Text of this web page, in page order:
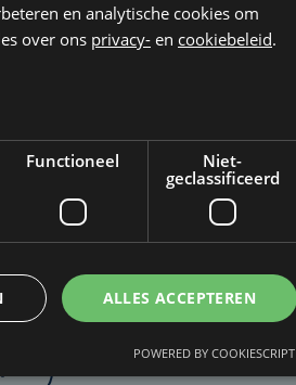
in dit artikel?
en analytische cookies om
over ons privacy- en cookiebeleid.
Functioneel
Niet-
geclassificeerd
ALLES ACCEPTEREN
POWERED BY COOKIESCRIPT